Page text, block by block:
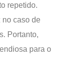
repetido.
no caso de
Portanto,
para o